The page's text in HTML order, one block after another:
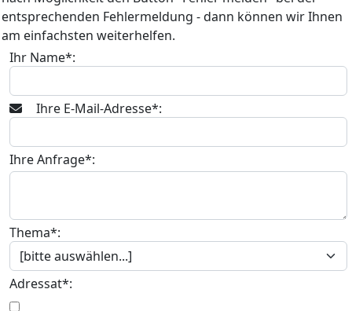
entsprechenden Fehlermeldung - dann können wir Ihnen
am einfachsten weiterhelfen.
Ihr Name*:
Ihre E-Mail-Adresse*:
Ihre Anfrage*:
Thema*:
Adressat*: